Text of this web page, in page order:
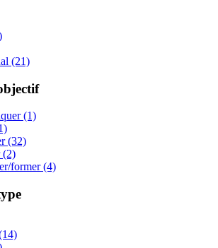
(21)
(1)
(32)
(2)
former (4)